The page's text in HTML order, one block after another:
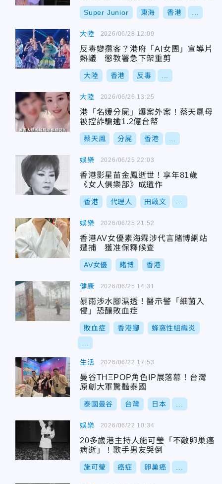
Super Junior 東海 香港
大陸
反毒變攬客？港府「AI女團」宣導片
熱議 懲教署急下架重剪
大陸 香港 反毒
2026/06/28 12:09
大陸
港「名媛分屍」爆案外案！蔡天鳳母
被控詐騙逾1.2億台幣
蔡天鳳 分屍 香港
2026/06/26 13:25
娛樂
香港影星苗金鳳逝世！享年81歲
《女人俱樂部》成遺作
香港 代理人 田啟文
2026/06/25 22:03
娛樂
香港AV女優素海霖涉代言賭博網站
遭捕 獲准保釋候查
AV女優 賭博 香港
2026/06/25 21:52
健康
暴雨涉水腳濕透！醫示警「細菌入
侵」恐釀敗血症
敗血症 香港腳 蜂窩性組織炎
2026/06/25 14:31
生活
曼谷THΞPOP角色IP展落幕！台灣
原創大軍驚豔泰國
泰國曼谷 台灣 日本
2026/06/22 17:53
娛樂
20多歲港主持人施可瑩「不敵卵巢癌
病逝」！歌手男友哭倒
施可瑩 癌症 卵巢癌
2026/06/22 10:34